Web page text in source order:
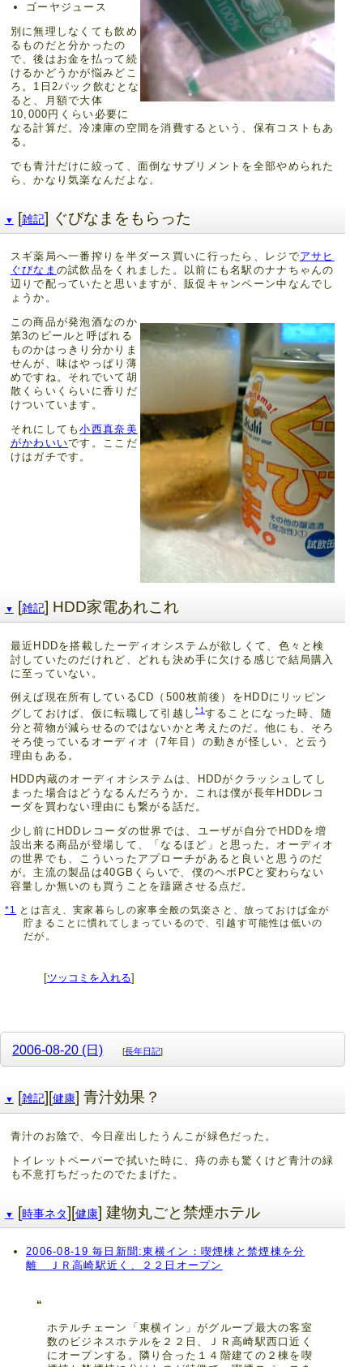
ゴーヤジュース
別に無理しなくても飲め
るものだと分かったの
で、後はお金を払って続
けるかどうかが悩みどこ
ろ。1日2パック飲むとな
ると、月額で大体
10,000円くらい必要に
なる計算だ。冷凍庫の空間を消費するという、保有コストもあ
る。
でも青汁だけに絞って、面倒なサプリメントを全部やめられた
ら、かなり気楽なんだよな。
▼ [雑記] ぐびなまをもらった
スギ薬局へ一番搾りを半ダース買いに行ったら、レジでアサヒ
ぐびなま の試飲品をくれました。以前にも名駅のナナちゃんの
辺りで配っていたと思いますが、販促キャンペーン中なんでし
ょうか。
この商品が発泡酒なのか
第3のビールと呼ばれる
ものかはっきり分かりま
せんが、味はやっぱり薄
めですね。それでいて胡
散くらいくらいに香りだ
けついています。
それにしても小西真奈美
がかわいいです。ここだ
けはガチです。
▼ [雑記] HDD家電あれこれ
最近HDDを搭載したーディオシステムが欲しくて、色々と検
討していたのだけれど、どれも決め手に欠ける感じで結局購入
に至っていない。
例えば現在所有しているCD（500枚前後）をHDDにリッピン
グしておけば、仮に転職して引越し*1することになった時、随
分と荷物が減らせるのではないかと考えたのだ。他にも、そろ
そろ使っているオーディオ（7年目）の動きが怪しい、と云う
理由もある。
HDD内蔵のオーディオシステムは、HDDがクラッシュしてし
まった場合はどうなるんだろうか。これは僕が長年HDDレコ
ーダを買わない理由にも繋がる話だ。
少し前にHDDレコーダの世界では、ユーザが自分でHDDを増
設出来る商品が登場して、「なるほど」と思った。オーディオ
の世界でも、こういったアプローチがあると良いと思うのだ
が。主流の製品は40GBくらいで、僕のヘボPCと変わらない
容量しか無いのも買うことを躊躇させる点だ。
*1
とは言え、実家暮らしの家事全般の気楽さと、放っておけば金が
貯まることに慣れてしまっているので、引越す可能性は低いの
だが。
[ツッコミを入れる]
2006-08-20 (日) [長年日記]
▼ [雑記][健康] 青汁効果？
青汁のお陰で、今日産出したうんこが緑色だった。
トイレットペーパーで拭いた時に、痔の赤も驚くけど青汁の緑
も不意打ちだったのでたまげた。
▼ [時事ネタ][健康] 建物丸ごと禁煙ホテル
2006-08-19 毎日新聞:東横イン：喫煙棟と禁煙棟を分
離 ＪＲ高崎駅近く、２２日オープン
ホテルチェーン「東横イン」がグループ最大の客室
数のビジネスホテルを２２日、ＪＲ高崎駅西口近く
にオープンする。隣り合った１４階建ての２棟を喫